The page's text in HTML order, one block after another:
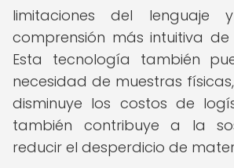
limitaciones del lenguaje
comprensión más intuitiva
Esta tecnología también
necesidad de muestras
disminuye los costos de
también contribuye a la
reducir el desperdicio de